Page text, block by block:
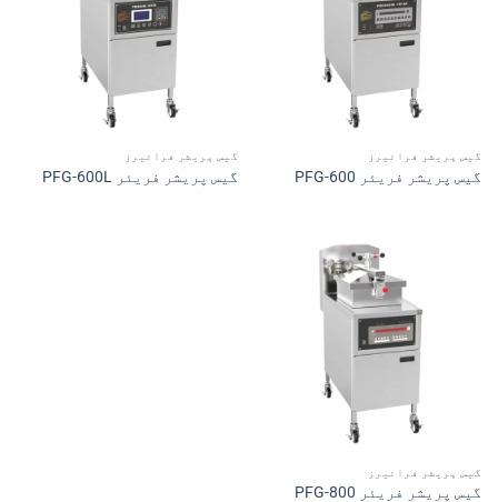
گیس پریشر فرائیرز
گیس پریشر فریئر PFG-600
گیس پریشر فرائیرز
گیس پریشر فریئر PFG-600L
گیس پریشر فرائیرز
گیس پریشر فریئر PFG-800